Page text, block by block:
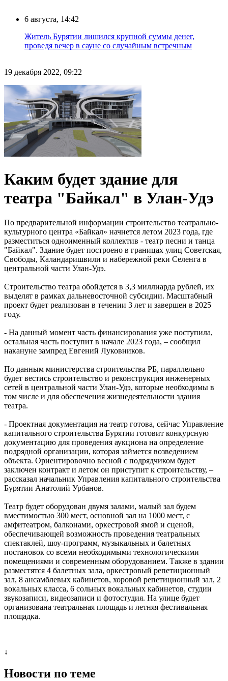
6 августа, 14:42
Житель Бурятии лишился крупной суммы денег,
проведя вечер в сауне со случайным встречным
19 декабря 2022, 09:22
Каким будет здание для
театра "Байкал" в Улан-Удэ
По предварительной информации строительство театрально-
культурного центра «Байкал» начнется летом 2023 года, где
разместиться одноименный коллектив - театр песни и танца
"Байкал". Здание будет построено в границах улиц Советская,
Свободы, Каландаришвили и набережной реки Селенга в
центральной части Улан-Удэ.
Cтроительство театра обойдется в 3,3 миллиарда рублей, их
выделят в рамках дальневосточной субсидии. Масштабный
проект будет реализован в течении 3 лет и завершен в 2025
году.
- На данный момент часть финансирования уже поступила,
остальная часть поступит в начале 2023 года, – сообщил
накануне зампред Евгений Луковников.
По данным министерства строительства РБ, параллельно
будет вестись строительство и реконструкция инженерных
сетей в центральной части Улан-Удэ, которые необходимы в
том числе и для обеспечения жизнедеятельности здания
театра.
- Проектная документация на театр готова, сейчас Управление
капитального строительства Бурятии готовит конкурсную
документацию для проведения аукциона на определение
подрядной организации, которая займется возведением
объекта. Ориентировочно весной с подрядчиком будет
заключен контракт и летом он приступит к строительству, –
рассказал начальник Управления капитального строительства
Бурятии Анатолий Урбанов.
Театр будет оборудован двумя залами, малый зал будем
вместимостью 300 мест, основной зал на 1000 мест, с
амфитеатром, балконами, оркестровой ямой и сценой,
обеспечивающей возможность проведения театральных
спектаклей, шоу-программ, музыкальных и балетных
постановок со всеми необходимыми технологическими
помещениями и современным оборудованием. Также в здании
разместятся 4 балетных зала, оркестровый репетиционный
зал, 8 ансамблевых кабинетов, хоровой репетиционный зал, 2
вокальных класса, 6 сольных вокальных кабинетов, студии
звукозаписи, видеозаписи и фотостудия. На улице будет
организована театральная площадь и летняя фестивальная
площадка.
↓
Новости по теме